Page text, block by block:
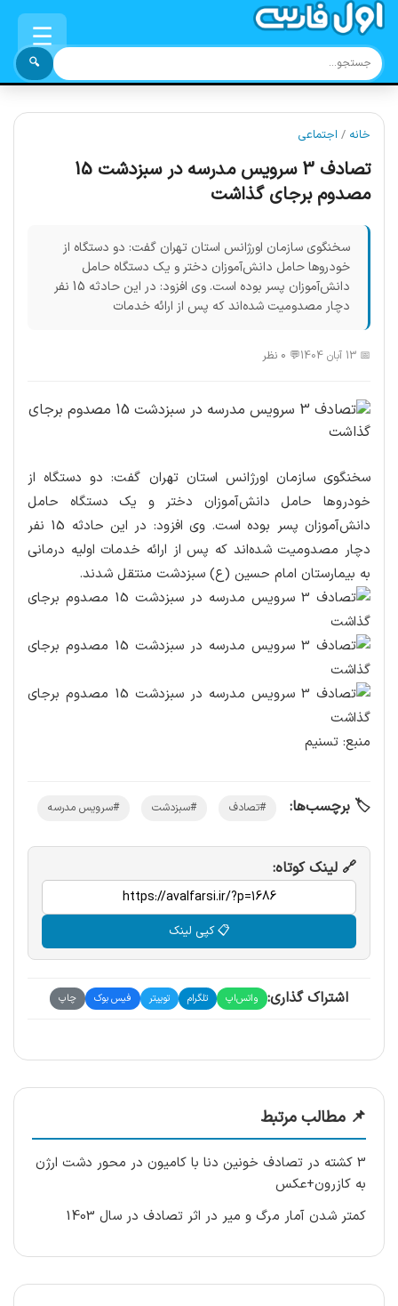
☰
🔍
خانه / اجتماعی
تصادف 3 سرویس مدرسه در سبزدشت 15
مصدوم برجای گذاشت
سخنگوی سازمان اورژانس استان تهران گفت: دو دستگاه از
خودروها حامل دانش‌آموزان دختر و یک دستگاه حامل
دانش‌آموزان پسر بوده است. وی افزود: در این حادثه 15 نفر
دچار مصدومیت شده‌اند که پس از ارائه خدمات
📅 13 آبان 1404 💬 0 نظر
سخنگوی سازمان اورژانس استان تهران گفت: دو دستگاه از
خودروها حامل دانش‌آموزان دختر و یک دستگاه حامل
دانش‌آموزان پسر بوده است. وی افزود: در این حادثه 15 نفر
دچار مصدومیت شده‌اند که پس از ارائه خدمات اولیه درمانی
به بیمارستان امام حسین (ع) سبزدشت منتقل شدند.
منبع: تسنیم
🏷️ برچسب‌ها: #تصادف #سبزدشت #سرویس مدرسه
🔗 لینک کوتاه:
📋 کپی لینک
اشتراک گذاری: واتس‌اپ تلگرام توییتر فیس بوک چاپ
📌 مطالب مرتبط
3 کشته در تصادف خونین دنا با کامیون در محور دشت ارژن
به کازرون+عکس
کمتر شدن آمار مرگ و میر در اثر تصادف در سال 1403